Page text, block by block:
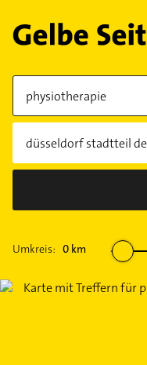
Umkreis: 0 km